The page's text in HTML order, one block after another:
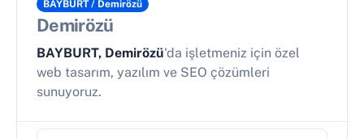
BAYBURT / Demirözü
Demirözü
BAYBURT, Demirözü'da işletmeniz için özel
web tasarım, yazılım ve SEO çözümleri
sunuyoruz.